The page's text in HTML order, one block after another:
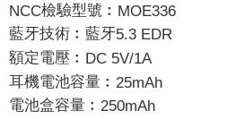
NCC檢驗型號︰ MOE336
藍牙技術︰藍牙5.3 EDR
額定電壓︰ DC 5V/1A
耳機電池容量︰ 25mAh
電池盒容量︰ 250mAh